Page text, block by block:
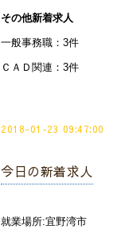
その他新着求人
一般事務職：3件
ＣＡＤ関連：3件
2018-01-23 09:47:00
今日の新着求人
就業場所:宜野湾市